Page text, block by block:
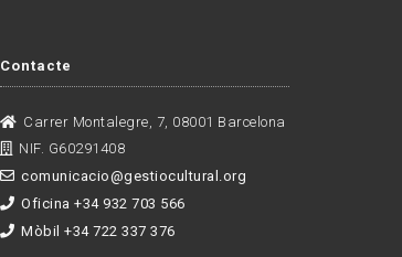
Contacte
Carrer Montalegre, 7, 08001 Barcelona
NIF. G60291408
comunicacio@gestiocultural.org
Oficina +34 932 703 566
Mòbil +34 722 337 376